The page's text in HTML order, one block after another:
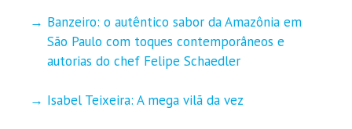
Banzeiro: o autêntico sabor da Amazônia em
São Paulo com toques contemporâneos e
autorias do chef Felipe Schaedler
Isabel Teixeira: A mega vilã da vez